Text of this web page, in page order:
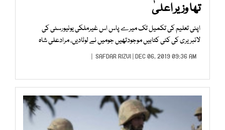
تھا وزیر اعلیٰ
اپنی تعلیم کی تکمیل تک میرے پاس اس غیرملکی یونیورسٹی کی
لائبریری کی کئی کتابیں موجودتھیں جومیں نے لوٹادیں، مرادعلی شاہ
SAFDAR RIZVI | DEC 06, 2019 09:36 AM |